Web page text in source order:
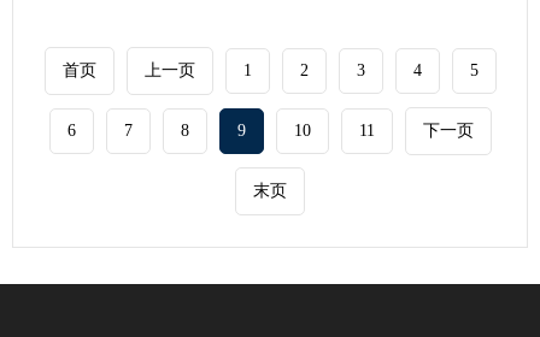
首页 上一页 1 2 3 4 5
6 7 8 9 10 11 下一页
末页